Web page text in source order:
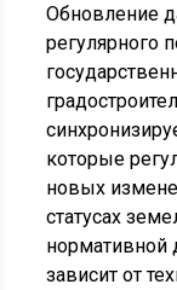
Обновление
регулярного
которые
новых
статусах
нормативной
зависит от